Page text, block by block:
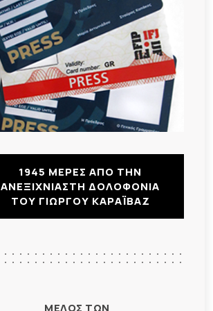
1945 ΜΕΡΕΣ ΑΠΟ ΤΗΝ
ΑΝΕΞΙΧΝΙΑΣΤΗ ΔΟΛΟΦΟΝΙΑ
ΤΟΥ ΓΙΩΡΓΟΥ ΚΑΡΑΪΒΑΖ
ΜΕΛΟΣ ΤΩΝ